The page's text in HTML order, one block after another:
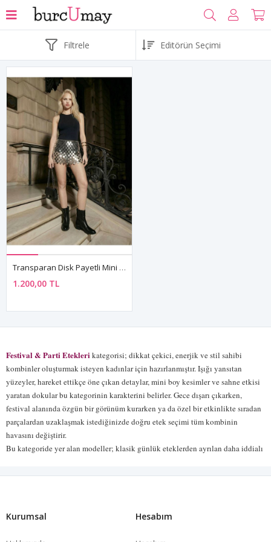
Filtrele
Transparan Disk Payetli Mini Etek - Festival, Sahne Ve Parti Kombinleri İçin
1.200,00 TL
Festival & Parti Etekleri kategorisi; dikkat çekici, enerjik ve stil sahibi
kombinler oluşturmak isteyen kadınlar için hazırlanmıştır. Işığı yansıtan
yüzeyler, hareket ettikçe öne çıkan detaylar, mini boy kesimler ve sahne etkisi
yaratan dokular bu kategorinin karakterini belirler. Gece dışarı çıkarken,
festival alanında özgün bir görünüm kurarken ya da özel bir etkinlikte sıradan
parçalardan uzaklaşmak istediğinizde doğru etek seçimi tüm kombinin
havasını değiştirir.
Bu kategoride yer alan modeller; klasik günlük eteklerden ayrılan daha iddialı
uygulamaları, zincir görünümlü işlemeler ve hareketli dokular; stilinize güçlü
kolayca eşleşebilir. Böylece ister daha sade bir gece kombini kurabilir ister tam
Kurumsal Hesabım